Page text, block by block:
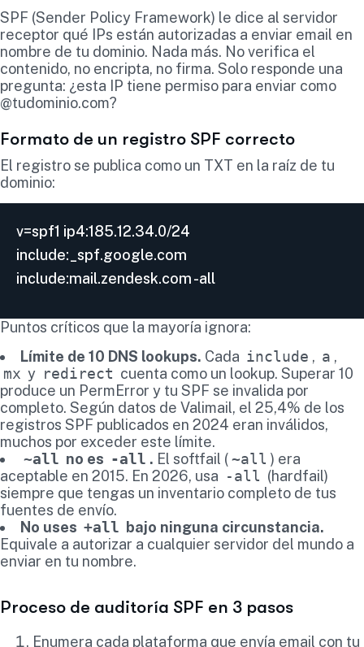
SPF (Sender Policy Framework) le dice al servidor
receptor qué IPs están autorizadas a enviar email en
nombre de tu dominio. Nada más. No verifica el
contenido, no encripta, no firma. Solo responde una
pregunta: ¿esta IP tiene permiso para enviar como
@tudominio.com?
Formato de un registro SPF correcto
El registro se publica como un TXT en la raíz de tu
dominio:
v=spf1 ip4:185.12.34.0/24
include:_spf.google.com
include:mail.zendesk.com -all
Puntos críticos que la mayoría ignora:
Límite de 10 DNS lookups. Cada include , a ,
mx y redirect cuenta como un lookup. Superar 10
produce un PermError y tu SPF se invalida por
completo. Según datos de Valimail, el 25,4% de los
registros SPF publicados en 2024 eran inválidos,
muchos por exceder este límite.
~all no es -all . El softfail (~all ) era
aceptable en 2015. En 2026, usa -all (hardfail)
siempre que tengas un inventario completo de tus
fuentes de envío.
No uses +all bajo ninguna circunstancia.
Equivale a autorizar a cualquier servidor del mundo a
enviar en tu nombre.
Proceso de auditoría SPF en 3 pasos
Enumera cada plataforma que envía email con tu